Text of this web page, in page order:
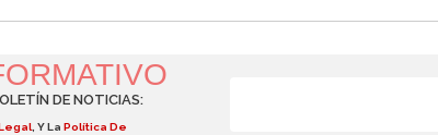
DE NOTICIAS:
, Y La Política De